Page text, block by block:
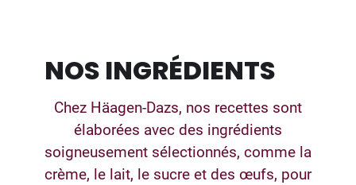
NOS INGRÉDIENTS
Chez Häagen-Dazs, nos recettes sont
élaborées avec des ingrédients
soigneusement sélectionnés, comme la
crème, le lait, le sucre et des œufs, pour